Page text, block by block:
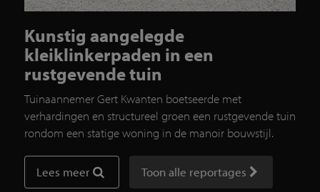
Kunstig aangelegde
kleiklinkerpaden in een
rustgevende tuin
Tuinaannemer Gert Kwanten boetseerde met
verhardingen en structureel groen een rustgevende tuin
rondom een statige woning in de manoir bouwstijl.
Lees meer Toon alle reportages